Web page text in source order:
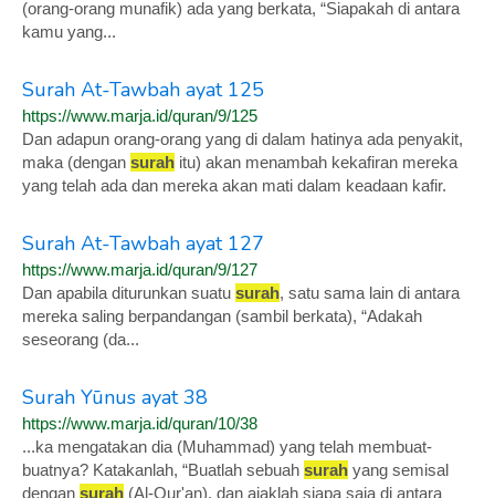
(orang-orang munafik) ada yang berkata, “Siapakah di antara
kamu yang...
Surah At-Tawbah ayat 125
https://www.marja.id/quran/9/125
Dan adapun orang-orang yang di dalam hatinya ada penyakit,
maka (dengan surah itu) akan menambah kekafiran mereka
yang telah ada dan mereka akan mati dalam keadaan kafir.
Surah At-Tawbah ayat 127
https://www.marja.id/quran/9/127
Dan apabila diturunkan suatu surah, satu sama lain di antara
mereka saling berpandangan (sambil berkata), “Adakah
seseorang (da...
Surah Yūnus ayat 38
https://www.marja.id/quran/10/38
...ka mengatakan dia (Muhammad) yang telah membuat-
buatnya? Katakanlah, “Buatlah sebuah surah yang semisal
dengan surah (Al-Qur'an), dan ajaklah siapa saja di antara